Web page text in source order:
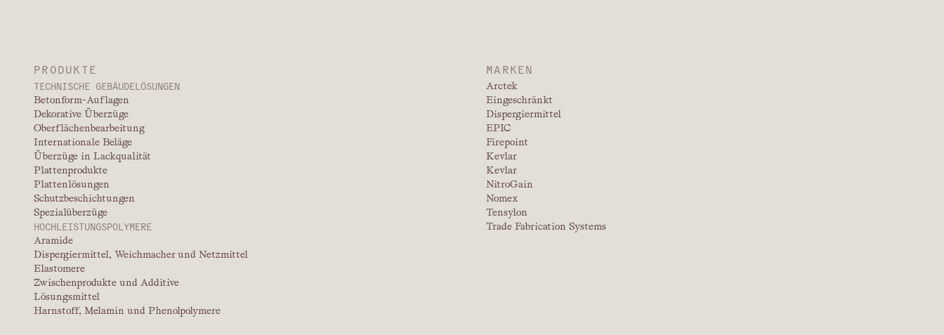
PRODUKTE
TECHNISCHE GEBÄUDELÖSUNGEN
Betonform-Auflagen
Dekorative Überzüge
Oberflächenbearbeitung
Internationale Beläge
Überzüge in Lackqualität
Plattenprodukte
Plattenlösungen
Schutzbeschichtungen
Spezialüberzüge
HOCHLEISTUNGSPOLYMERE
Aramide
Dispergiermittel, Weichmacher und Netzmittel
Elastomere
Zwischenprodukte und Additive
Lösungsmittel
Harnstoff, Melamin und Phenolpolymere
MARKEN
Arctek
Eingeschränkt
Dispergiermittel
EPIC
Firepoint
Kevlar
Kevlar
NitroGain
Nomex
Tensylon
Trade Fabrication Systems